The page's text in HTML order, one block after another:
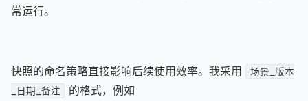
常运行。
快照的命名策略直接影响后续使用效率。我采用
场景_版本
_日期_备注
的格式，例如